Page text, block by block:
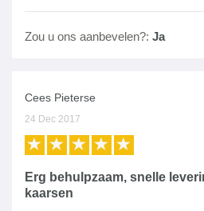
Zou u ons aanbevelen?: Ja
Cees Pieterse
24 Dec 2017
Erg behulpzaam, snelle
kaarsen